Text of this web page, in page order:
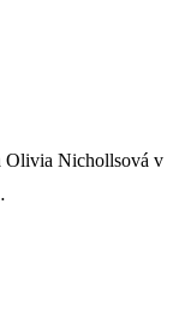
Olivia Nichollsová v